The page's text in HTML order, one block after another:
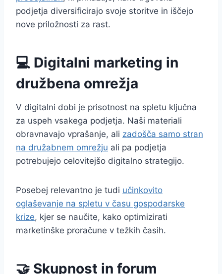
podjetja diversificirajo svoje storitve in iščejo
nove priložnosti za rast.
💻 Digitalni marketing in
družbena omrežja
V digitalni dobi je prisotnost na spletu ključna
za uspeh vsakega podjetja. Naši materiali
obravnavajo vprašanje, ali zadošča samo stran
na družabnem omrežju ali pa podjetja
potrebujejo celovitejšo digitalno strategijo.
Posebej relevantno je tudi učinkovito
oglaševanje na spletu v času gospodarske
krize, kjer se naučite, kako optimizirati
marketinške proračune v težkih časih.
🤝 Skupnost in forum